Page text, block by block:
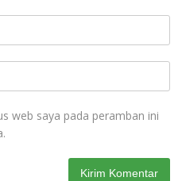
web saya pada peramban ini